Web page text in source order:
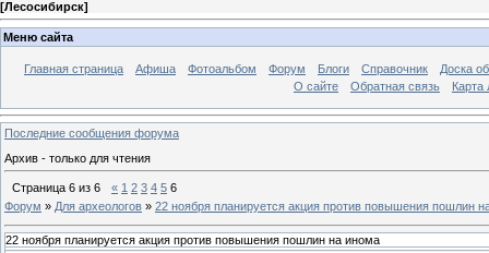
[Лесосибирск]
Меню сайта
Главная страница Афиша Фотоальбом Форум Блоги Справочник
Доска
О сайте
Обратная связь Карта
Последние сообщения форума
Архив - только для чтения
Страница 6 из 6 « 1 2 3 4 5 6
Форум » Для археологов » 22 ноября планируется акция против повышения пошлин
22 ноября планируется акция против повышения пошлин на инома